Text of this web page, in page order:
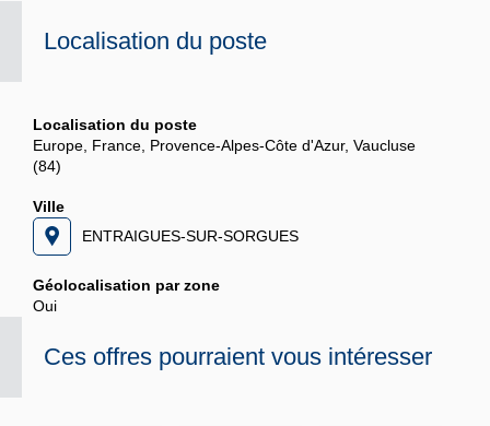
Localisation du poste
Localisation du poste
Europe, France, Provence-Alpes-Côte d'Azur, Vaucluse
(84)
Ville
ENTRAIGUES-SUR-SORGUES
Géolocalisation par zone
Oui
Ces offres pourraient vous intéresser